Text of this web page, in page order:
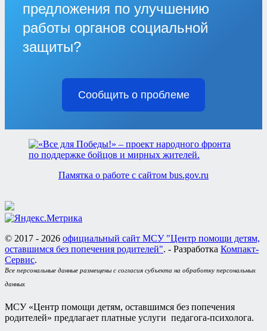
предложения по улучшению
работы органов социальной
защиты?
Сообщить о проблеме
Памятка о работе с сайтом bus.gov.ru
© 2017 - 2026 официальный сайт МСУ "Центр помощи детям,
оставшимся без попечения родителей". - Разработка Компакт-
Сервис.
Все персональные данные размещены с согласия субъекта на обработку персональных
данных
МСУ «Центр помощи детям, оставшимся без попечения
родителей» предлагает платные услуги педагога-психолога.